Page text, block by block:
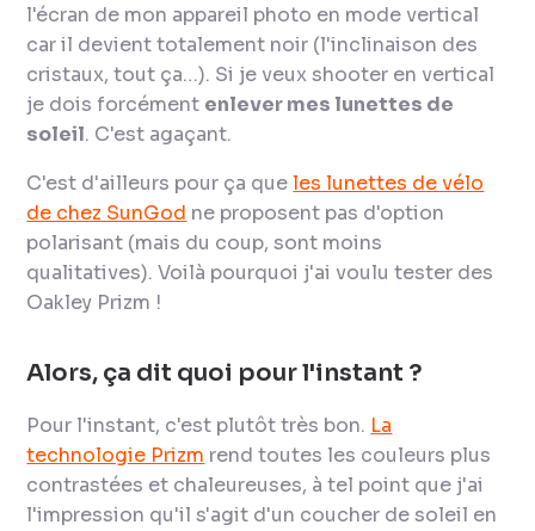
l'écran de mon appareil photo en mode vertical
car il devient totalement noir (l'inclinaison des
cristaux, tout ça…). Si je veux shooter en vertical
je dois forcément enlever mes lunettes de
soleil. C'est agaçant.
C'est d'ailleurs pour ça queles lunettes de vélo
de chez SunGod ne proposent pas d'option
polarisant (mais du coup, sont moins
qualitatives). Voilà pourquoi j'ai voulu tester des
Oakley Prizm !
Alors, ça dit quoi pour l'instant ?
Pour l'instant, c'est plutôt très bon. La
technologie Prizm rend toutes les couleurs plus
contrastées et chaleureuses, à tel point que j'ai
l'impression qu'il s'agit d'un coucher de soleil en